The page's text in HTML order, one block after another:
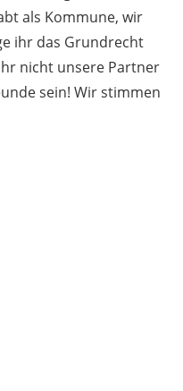
als Kommune, wir
ihr das Grundrecht
nicht unsere Partner
sein! Wir stimmen